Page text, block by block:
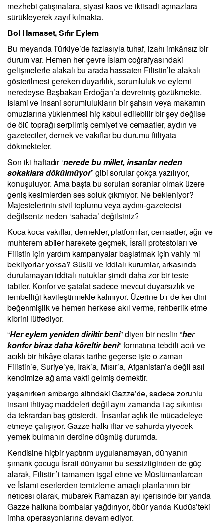
mezhebi çatışmalara, siyasi kaos ve iktisadi açmazlara
sürükleyerek zayıf kılmakta.
Bol Hamaset, Sıfır Eylem
Bu meyanda Türkiye’de fazlasıyla tuhaf, izahı imkânsız bir
durum var. Hemen her çevre İslam coğrafyasındaki
gelişmelerle alakalı bu arada hassaten Filistin’le alakalı
gösterilmesi gereken duyarlılık, sorumluluk ve eylemi
neredeyse Başbakan Erdoğan’a devretmiş gözükmekte.
İslami ve insani sorumlulukların bir şahsın veya makamın
omuzlarına yüklenmesi hiç kabul edilebilir bir şey değilse
de ölü toprağı serpilmiş cemiyet ve cemaatler, aydın ve
gazeteciler, dernek ve vakıflar bu durumu fiiliyata
dökmekteler.
Son iki haftadır ‘nerede bu millet, insanlar neden
sokaklara dökülmüyor” gibi sorular çokça yazılıyor,
konuşuluyor. Ama başta bu soruları soranlar olmak üzere
geniş kesimlerden ses soluk çıkmıyor. Ne bekleniyor?
Majestelerinin sivil toplumu veya aydını-gazetecisi
değilseniz neden ‘sahada’ değilsiniz?
Koca koca vakıflar, dernekler, platformlar, cemaatler, ağır ve
muhterem abiler harekete geçmek, İsrail protestoları ve
Filistin için yardım kampanyalar başlatmak için vahiy mi
bekliyorlar yoksa? Süslü ve iddialı kurumlar, arkasında
durulamayan iddialı nutuklar şimdi daha zor bir teste
tabiler. Konfor ve şatafat sadece mevcut duyarsızlık ve
tembelliği kavileştirmekle kalmıyor. Üzerine bir de kendini
beğenmişlik ve hemen herkese akıl verme, rehberlik etme
kibrini lütfediyor.
“Her eylem yeniden diriltir beni” diyen bir neslin “her
konfor biraz daha köreltir beni” formatına tebdili acılı ve
acıklı bir hikâye olarak tarihe geçerse işte o zaman
Filistin’e, Suriye’ye, Irak’a, Mısır’a, Afganistan’a değil asıl
kendimize ağlama vakti gelmiş demektir.
yaşanırken ambargo altındaki Gazze’de, sadece zorunlu
insani ihtiyaç maddeleri değil aynı zamanda ilaç sıkıntısı
da tekrardan baş gösterdi. İnsanlar açlık ile mücadeleye
etmeye çalışıyor. Gazze halkı iftar ve sahurda yiyecek
yemek bulmanın derdine düşmüş durumda.
Kendisine hiçbir yaptırım uygulanamayan, dünyanın
şımarık çocuğu İsrail dünyanın bu sessizliğinden de güç
alarak, Filistin’i tamamen işgal etme ve Müslümanlardan
ve İslami eserlerden temizleme amaçlı planlarının bir
neticesi olarak, mübarek Ramazan ayı içerisinde bir yanda
Gazze halkına bombalar yağdırıyor, öbür yanda Kudüs’teki
imha operasyonlarına devam ediyor.